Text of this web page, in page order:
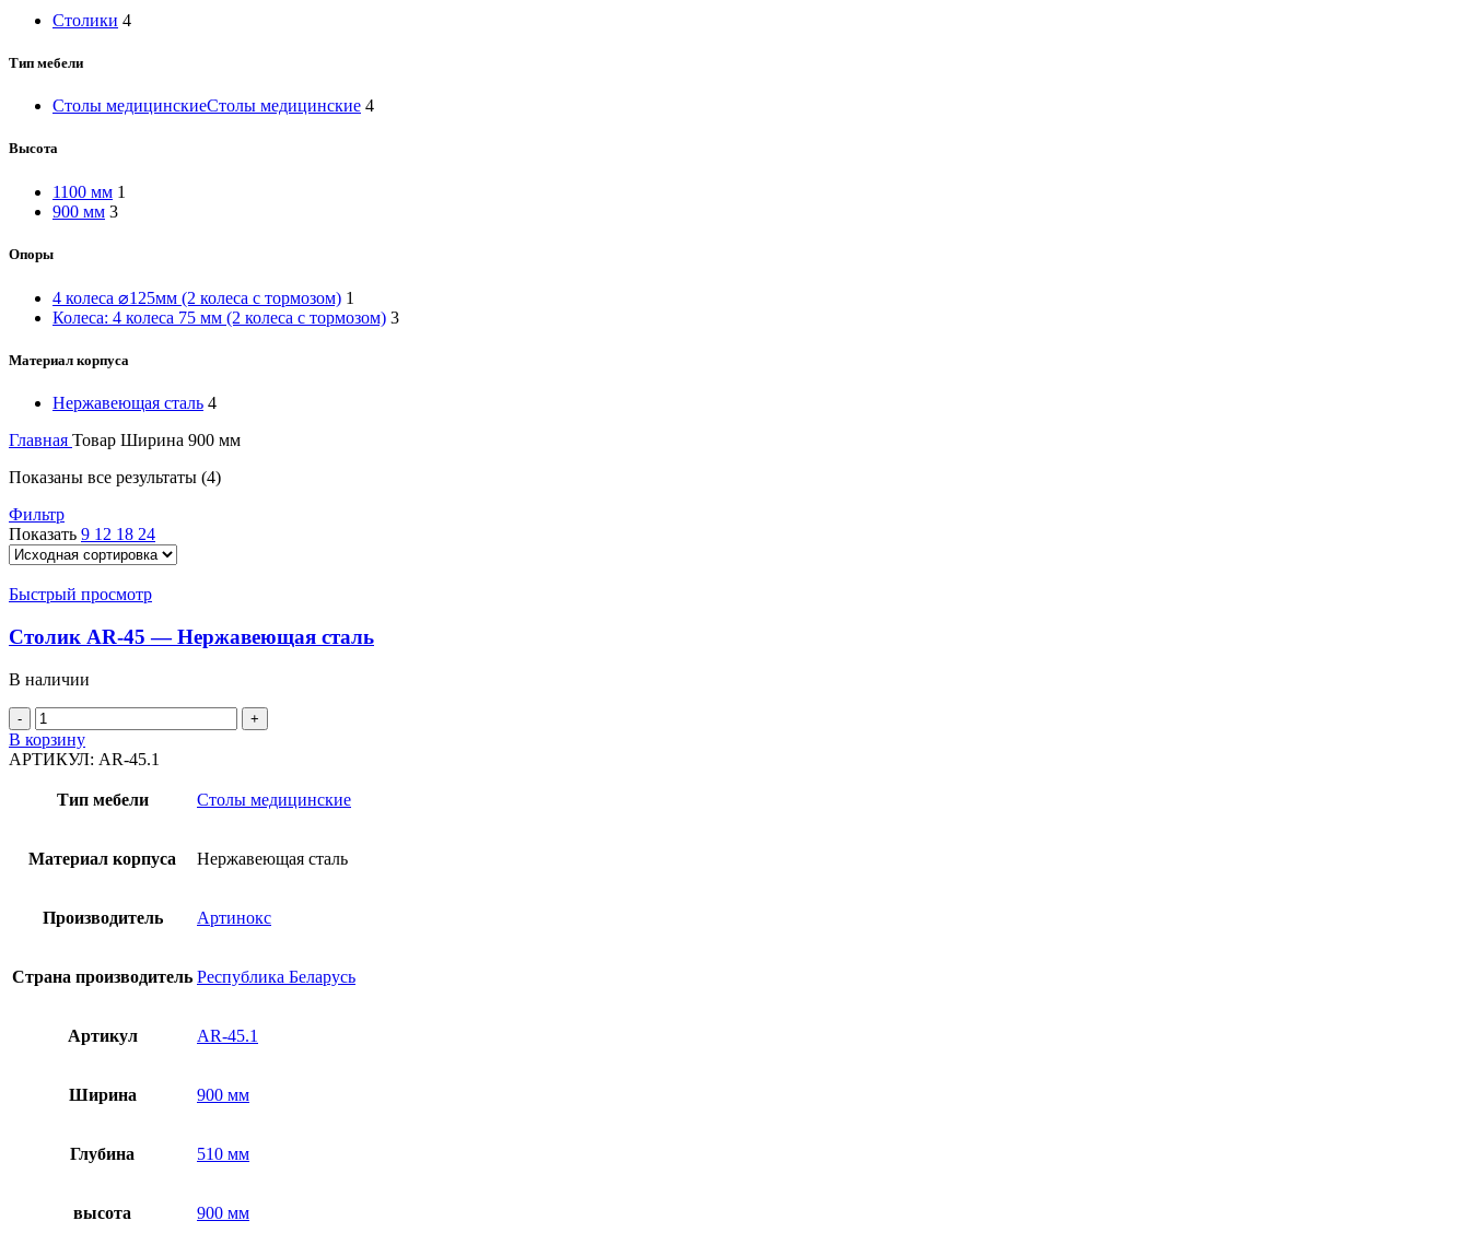
Столики 4
Тип мебели
Столы медицинскиеСтолы медицинские 4
Высота
1100 мм 1
900 мм 3
Опоры
4 колеса ⌀125мм (2 колеса с тормозом) 1
Колеса: 4 колеса 75 мм (2 колеса с тормозом) 3
Материал корпуса
Нержавеющая сталь 4
Главная Товар Ширина 900 мм
Показаны все результаты (4)
Фильтр
Показать 9 12 18 24
Быстрый просмотр
Столик AR-45 — Нержавеющая сталь
В наличии
В корзину
АРТИКУЛ: AR-45.1
Тип мебели Столы медицинские
Материал корпуса Нержавеющая сталь
Производитель Артинокс
Страна производитель Республика Беларусь
Артикул AR-45.1
Ширина 900 мм
Глубина 510 мм
высота 900 мм